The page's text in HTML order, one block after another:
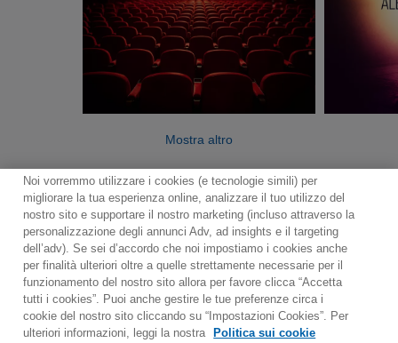
Mostra altro
Contact Notiziario
Politica sui cookie
Impostazioni dei cookie
Would you prefer to visit our website in English?
Noi vorremmo utilizzare i cookies (e tecnologie simili) per
migliorare la tua esperienza online, analizzare il tuo utilizzo del
nostro sito e supportare il nostro marketing (incluso attraverso la
personalizzazione degli annunci Adv, ad insights e il targeting
dell’adv). Se sei d’accordo che noi impostiamo i cookies anche
per finalità ulteriori oltre a quelle strettamente necessarie per il
funzionamento del nostro sito allora per favore clicca “Accetta
tutti i cookies”. Puoi anche gestire le tue preferenze circa i
cookie del nostro sito cliccando su “Impostazioni Cookies”. Per
ulteriori informazioni, leggi la nostra
Politica sui cookie